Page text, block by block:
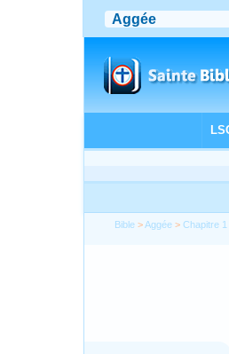
Bible >Aggée >Chapitre 1